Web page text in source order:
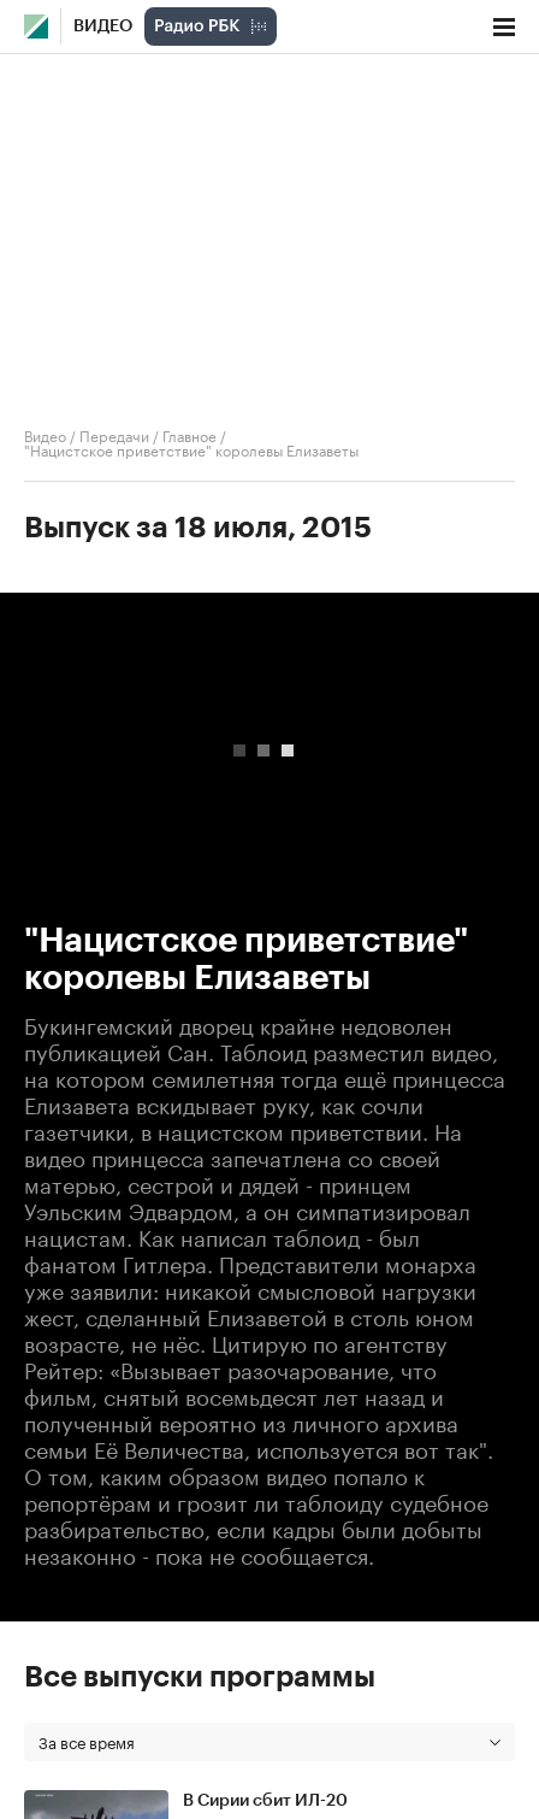
ВИДЕО
Видео / Передачи / Главное /
"Нацистское приветствие" королевы Елизаветы
Выпуск за 18 июля, 2015
"Нацистское приветствие"
королевы Елизаветы
Букингемский дворец крайне недоволен
публикацией Сан. Таблоид разместил видео,
на котором семилетняя тогда ещё принцесса
Елизавета вскидывает руку, как сочли
газетчики, в нацистском приветствии. На
видео принцесса запечатлена со своей
матерью, сестрой и дядей - принцем
Уэльским Эдвардом, а он симпатизировал
нацистам. Как написал таблоид - был
фанатом Гитлера. Представители монарха
уже заявили: никакой смысловой нагрузки
жест, сделанный Елизаветой в столь юном
возрасте, не нёс. Цитирую по агентству
Рейтер: «Вызывает разочарование, что
фильм, снятый восемьдесят лет назад и
полученный вероятно из личного архива
семьи Её Величества, используется вот так".
О том, каким образом видео попало к
репортёрам и грозит ли таблоиду судебное
разбирательство, если кадры были добыты
незаконно - пока не сообщается.
Все выпуски программы
За все время
В Сирии сбит ИЛ-20